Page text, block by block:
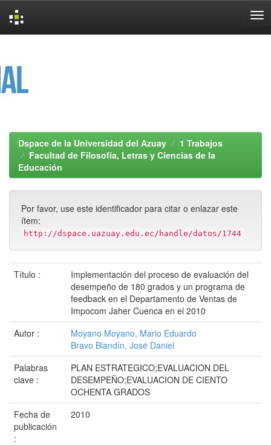
Dspace de la Universidad del Azuay
1 Trabajos
Facultad de Filosofía, Letras y Ciencias de la
Educación
Por favor, use este identificador para citar o enlazar este
ítem:
http://dspace.uazuay.edu.ec/handle/datos/1744
Título :
Implementación del proceso de evaluación del
desempeño de 180 grados y un programa de
feedback en el Departamento de Ventas de
Impocom Jaher Cuenca en el 2010
Autor :
Moyano Moyano, Mario Eduardo
Bravo Blandín, José Daniel
Palabras
clave :
PLAN ESTRATEGICO;EVALUACION DEL
DESEMPEÑO;EVALUACION DE CIENTO
OCHENTA GRADOS
Fecha de
publicación
:
2010